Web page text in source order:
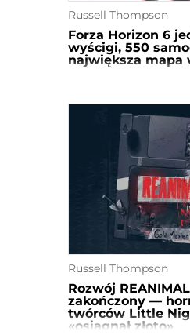
Russell Thompson
Forza Horizon 6
wyścigi, 550
największa mapa
Russell Thompson
Rozwój
zakończony —
twórców Little
«osiągnął złoto»